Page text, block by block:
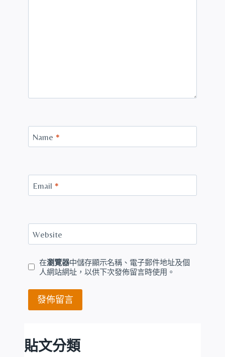
Name *
Email *
Website
在瀏覽器中儲存顯示名稱、電子郵件地址及個
人網站網址，以供下次發佈留言時使用。
貼文分類